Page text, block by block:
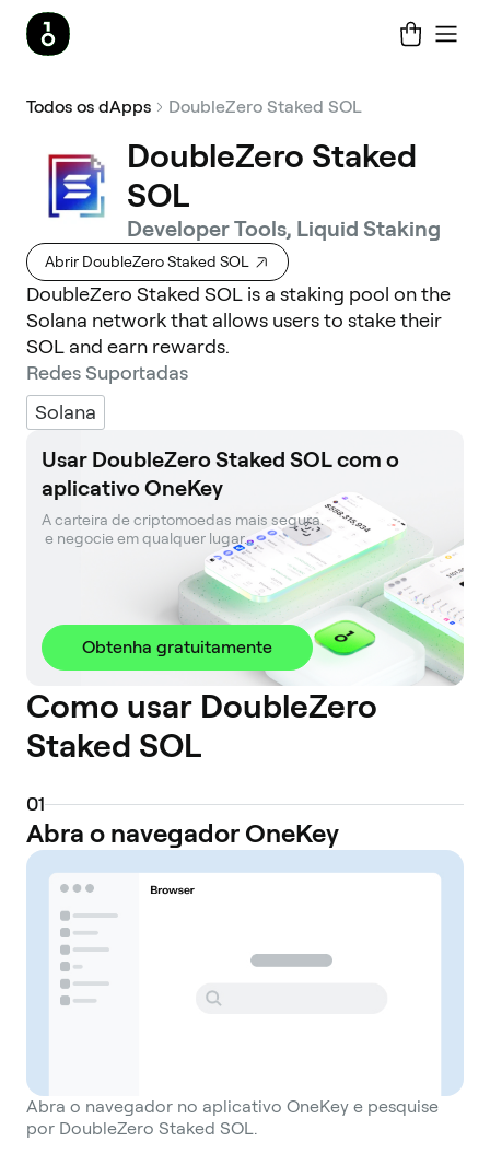
Todos os dApps DoubleZero Staked SOL
DoubleZero Staked
SOL
Developer Tools, Liquid Staking
Abrir DoubleZero Staked SOL
DoubleZero Staked SOL is a staking pool on the
Solana network that allows users to stake their
SOL and earn rewards.
Redes Suportadas
Solana
Usar DoubleZero Staked SOL com o
aplicativo OneKey
A carteira de criptomoedas mais segura.
e negocie em qualquer lugar.
Obtenha gratuitamente
Como usar DoubleZero
Staked SOL
01
Abra o navegador OneKey
Abra o navegador no aplicativo OneKey e pesquise
por DoubleZero Staked SOL.